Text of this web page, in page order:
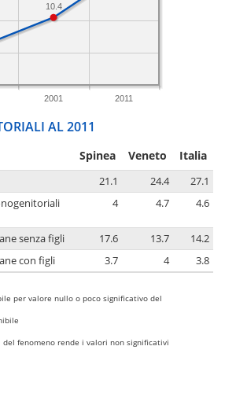
2001 2011
10.4
AL 2011
Spinea Veneto Italia
21.1 24.4
27.1
4 4.7 4.6
senza figli 17.6 13.7
14.2
con figli
3.7 4 3.8
per valore nullo o poco significativo del
del fenomeno rende i valori non significativi